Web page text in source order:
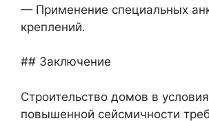
— Применение специальных
креплений.
## Заключение
Строительство домов в
повышенной сейсмичности